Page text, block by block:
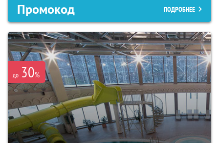
Промокод ПОДРОБНЕЕ
до 30%